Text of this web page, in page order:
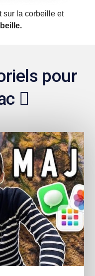
sur la corbeille et
pour
